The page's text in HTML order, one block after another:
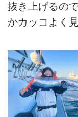
抜き上げるの
かカッコよく